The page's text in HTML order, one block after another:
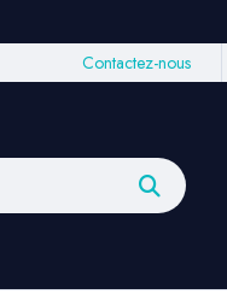
Contactez-nous